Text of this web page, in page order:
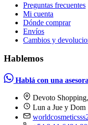
Preguntas frecuentes
Mi cuenta
Dónde comprar
Envíos
Cambios y
Hablemos
Hablá con una asesora
Devoto
Lun a Jue y Dom